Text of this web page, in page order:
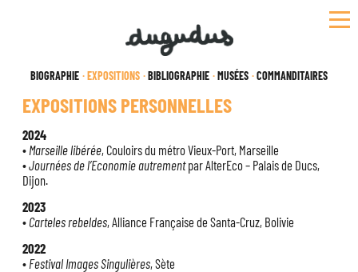
BIOGRAPHIE EXPOSITIONS BIBLIOGRAPHIE MUSÉES COMMANDITAIRES
EXPOSITIONS PERSONNELLES
2024
• Marseille libérée, Couloirs du métro Vieux-Port, Marseille
•Journées de l’Economie autrementpar AlterEco – Palais de Ducs,
Dijon.
2023
• Carteles rebeldes, Alliance Française de Santa-Cruz, Bolivie
2022
• Festival Images Singulières, Sète